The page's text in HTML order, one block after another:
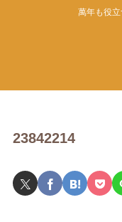
萬年も役
23842214